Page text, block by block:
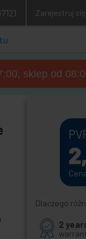
Zarejestruj się
sklep od
Dlaczego
2